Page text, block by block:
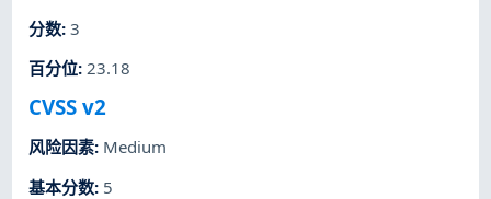
分数:3
百分位: 23.18
CVSS v2
风险因素: Medium
基本分数: 5